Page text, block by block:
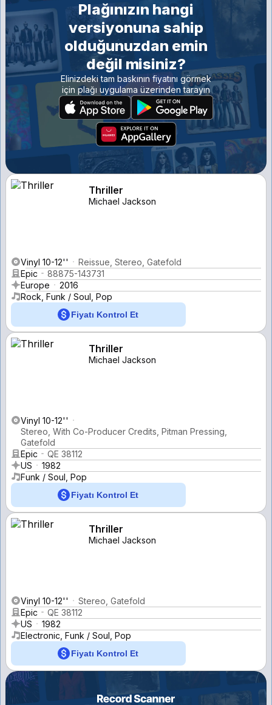
Plağınızın hangi
versiyonuna sahip
olduğunuzdan emin
değil misiniz?
Elinizdeki tam baskının fiyatını görmek
için plağı uygulama üzerinden tarayın
Thriller
Michael Jackson
Vinyl 10-12''
Reissue, Stereo, Gatefold
Epic
88875-143731
Europe
2016
Rock, Funk / Soul, Pop
Fiyatı Kontrol Et
Thriller
Michael Jackson
Vinyl 10-12''
Stereo, With Co-Producer Credits, Pitman Pressing,
Gatefold
Epic
QE 38112
US
1982
Funk / Soul, Pop
Fiyatı Kontrol Et
Thriller
Michael Jackson
Vinyl 10-12''
Stereo, Gatefold
Epic
QE 38112
US
1982
Electronic, Funk / Soul, Pop
Fiyatı Kontrol Et